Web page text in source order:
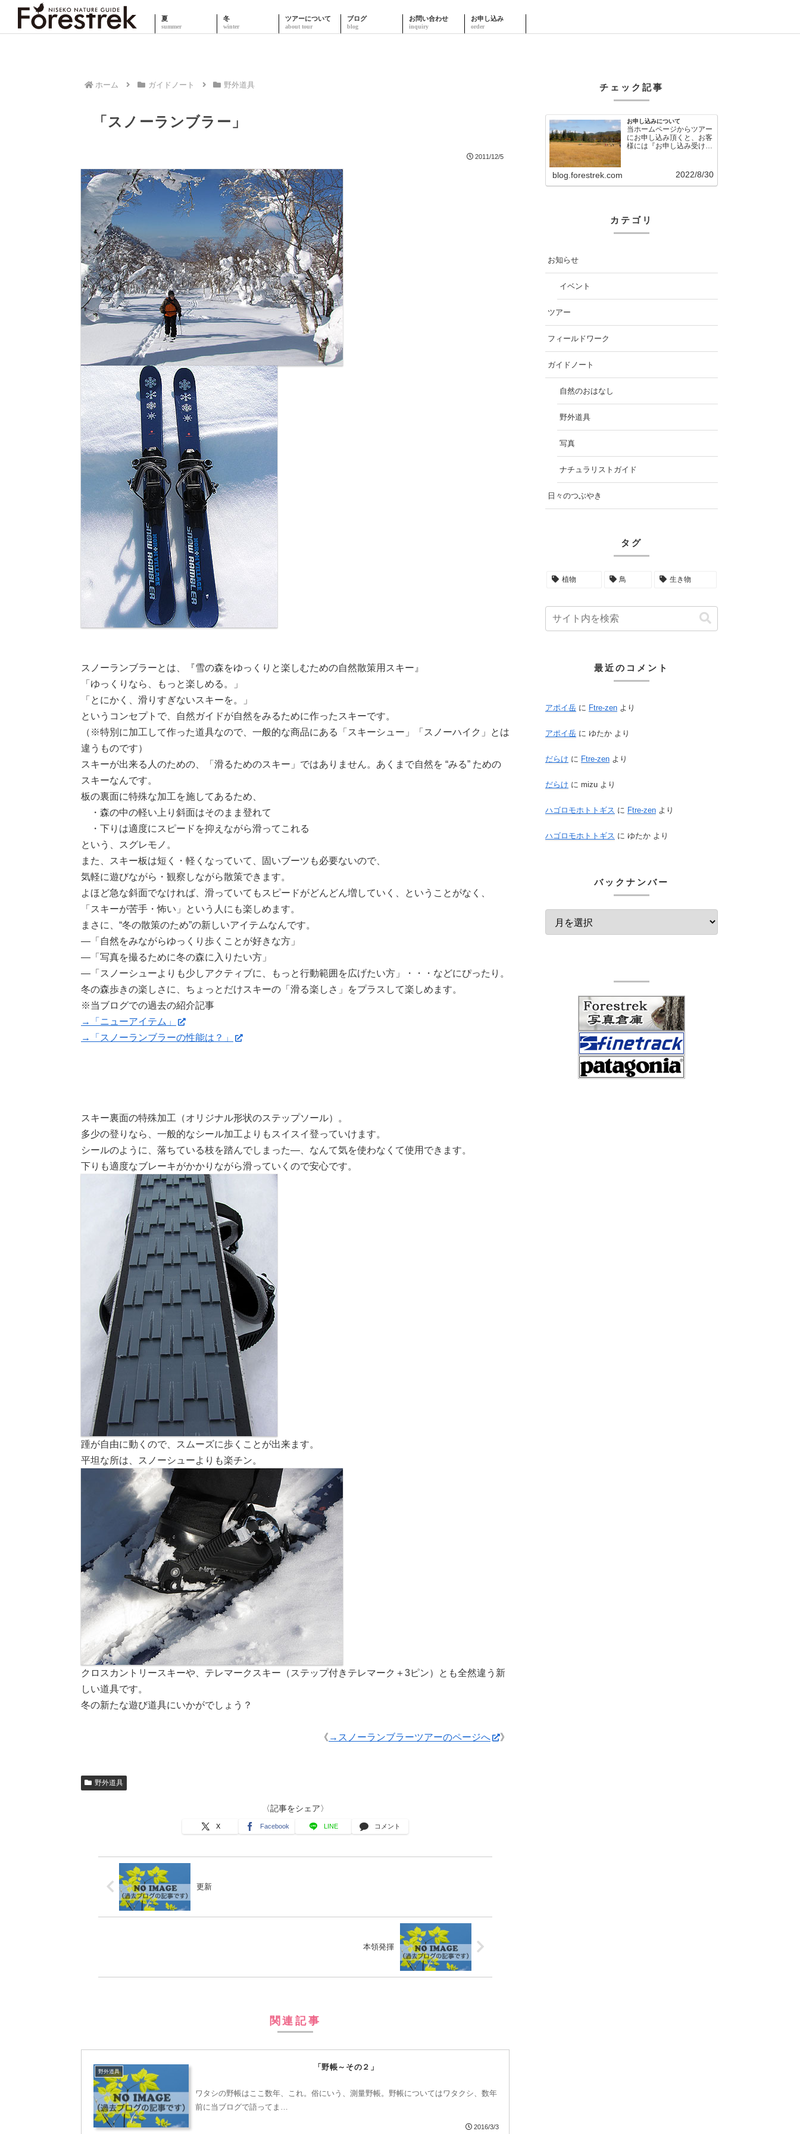
夏 冬 ツアーについて ブログ お問い合わせ お申し込み
ホーム ガイドノート 野外道具
「スノーランブラー」
2011/12/5
スノーランブラーとは、『雪の森をゆっくりと楽しむための自然散策用スキー』
「ゆっくりなら、もっと楽しめる。」
「とにかく、滑りすぎないスキーを。」
というコンセプトで、自然ガイドが自然をみるために作ったスキーです。
（※特別に加工して作った道具なので、一般的な商品にある「スキーシュー」「スノーハイク」とは
違うものです）
スキーが出来る人のための、「滑るためのスキー」ではありません。あくまで自然を “みる” ための
スキーなんです。
板の裏面に特殊な加工を施してあるため、
・森の中の軽い上り斜面はそのまま登れて
・下りは適度にスピードを抑えながら滑ってこれる
という、スグレモノ。
また、スキー板は短く・軽くなっていて、固いブーツも必要ないので、
気軽に遊びながら・観察しながら散策できます。
よほど急な斜面でなければ、滑っていてもスピードがどんどん増していく、ということがなく、
「スキーが苦手・怖い」という人にも楽しめます。
まさに、“冬の散策のため”の新しいアイテムなんです。
―「自然をみながらゆっくり歩くことが好きな方」
―「写真を撮るために冬の森に入りたい方」
―「スノーシューよりも少しアクティブに、もっと行動範囲を広げたい方」・・・などにぴったり。
冬の森歩きの楽しさに、ちょっとだけスキーの「滑る楽しさ」をプラスして楽しめます。
※当ブログでの過去の紹介記事
→「ニューアイテム」
→「スノーランブラーの性能は？」
スキー裏面の特殊加工（オリジナル形状のステップソール）。
多少の登りなら、一般的なシール加工よりもスイスイ登っていけます。
シールのように、落ちている枝を踏んでしまった―、なんて気を使わなくて使用できます。
下りも適度なブレーキがかかりながら滑っていくので安心です。
踵が自由に動くので、スムーズに歩くことが出来ます。
平坦な所は、スノーシューよりも楽チン。
クロスカントリースキーや、テレマークスキー（ステップ付きテレマーク＋3ピン）とも全然違う新
しい道具です。
冬の新たな遊び道具にいかがでしょう？
《 →スノーランブラーツアーのページへ 》
野外道具
〈記事をシェア〉
X Facebook LINE コメント
更新
本領発揮
関連記事
野外道具
「野帳～その２」
ワタシの野帳はここ数年、これ。俗にいう、測量野帳。野帳についてはワタクシ、数年
前に当ブログで語ってま…
2016/3/3
チェック記事
お申し込みについて
当ホームページからツアー
にお申し込み頂くと、お客
様には『お申し込み受け付
blog.forestrek.com 2022/8/30
カテゴリ
お知らせ
イベント
ツアー
フィールドワーク
ガイドノート
自然のおはなし
野外道具
写真
ナチュラリストガイド
日々のつぶやき
タグ
植物 鳥 生き物
最近のコメント
アポイ岳 に Ftre-zen より
アポイ岳 に ゆたか より
だらけ に Ftre-zen より
だらけ に mizu より
ハゴロモホトトギス に Ftre-zen より
ハゴロモホトトギス に ゆたか より
バックナンバー